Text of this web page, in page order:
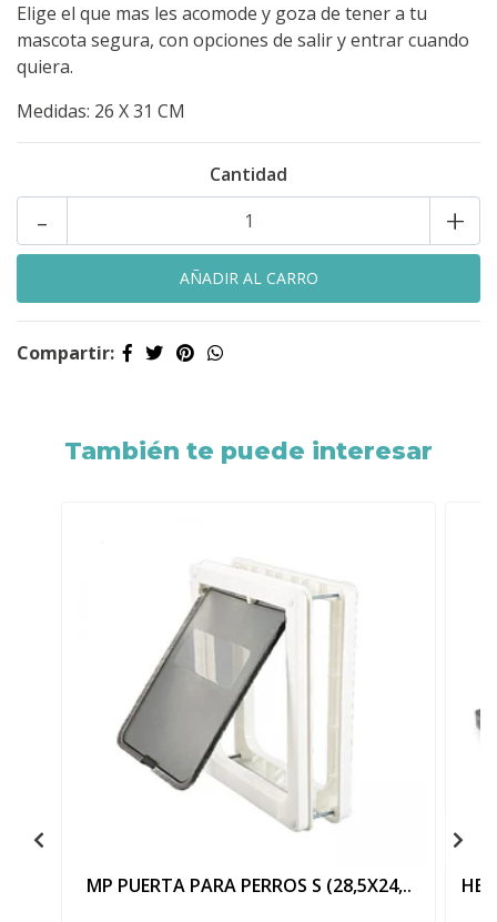
Elige el que mas les acomode y goza de tener a tu
mascota segura, con opciones de salir y entrar cuando
quiera.
Medidas: 26 X 31 CM
Cantidad
+
-
Compartir:
También te puede interesar
MP PUERTA PARA PERROS S (28,5X24,..